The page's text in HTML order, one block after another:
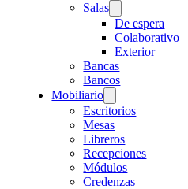
Salas
De espera
Colaborativo
Exterior
Bancas
Bancos
Mobiliario
Escritorios
Mesas
Libreros
Recepciones
Módulos
Credenzas